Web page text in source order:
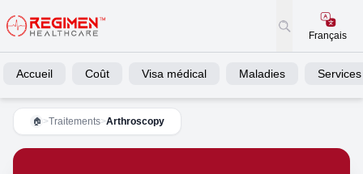
Français
Accueil Coût Visa médical Maladies Services
🏠 >Traitements>Arthroscopy